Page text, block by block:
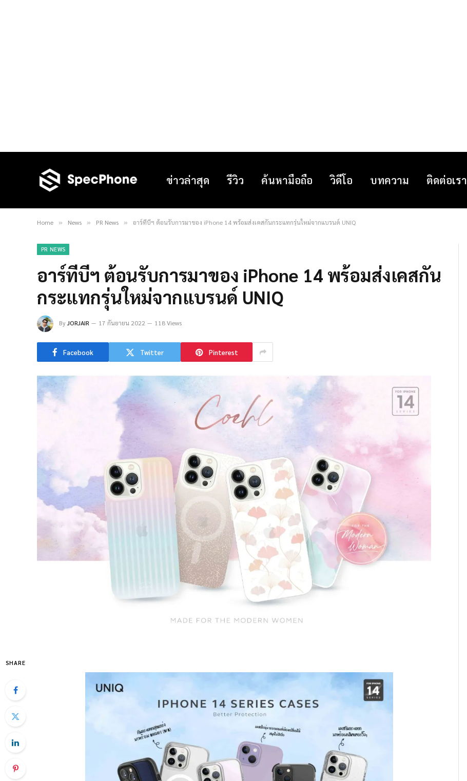
ข่าวล่าสุด รีวิว ค้นหามือถือ วิดีโอ บทความ ติดต่อเรา
Home » News » PR News » อาร์ทีบีฯ ต้อนรับการมาของ iPhone 14 พร้อมส่งเคสกันกระแทกรุ่นใหม่จากแบรนด์ UNIQ
PR NEWS
อาร์ทีบีฯ ต้อนรับการมาของ iPhone 14 พร้อมส่งเคสกัน
กระแทกรุ่นใหม่จากแบรนด์ UNIQ
ByJORJAIR 17 กันยายน 2022 118 Views
Facebook Twitter Pinterest
SHARE